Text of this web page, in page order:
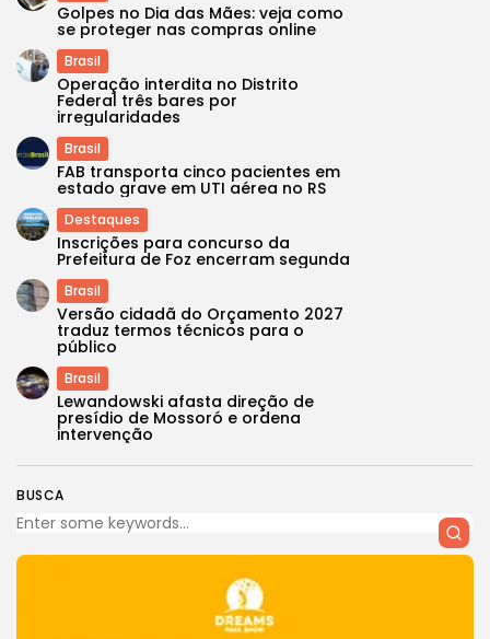
BUSCA
Golpes no Dia das Mães: veja como
se proteger nas compras online
Brasil
Operação interdita no Distrito
Federal três bares por
irregularidades
Brasil
FAB transporta cinco pacientes em
estado grave em UTI aérea no RS
Destaques
Inscrições para concurso da
Prefeitura de Foz encerram segunda
Brasil
Versão cidadã do Orçamento 2027
traduz termos técnicos para o
público
Brasil
Lewandowski afasta direção de
presídio de Mossoró e ordena
intervenção